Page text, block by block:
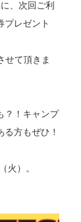
、次回ご利
プレゼント
せて頂きま
？！キャンプ
方もぜひ！
火）。